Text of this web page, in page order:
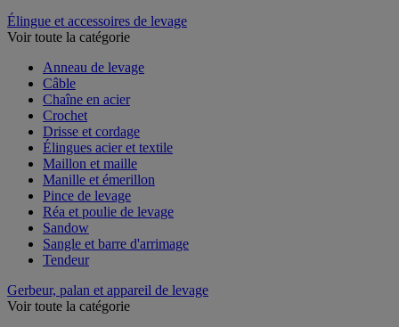
Élingue et accessoires de levage
Voir toute la catégorie
Anneau de levage
Câble
Chaîne en acier
Crochet
Drisse et cordage
Élingues acier et textile
Maillon et maille
Manille et émerillon
Pince de levage
Réa et poulie de levage
Sandow
Sangle et barre d'arrimage
Tendeur
Gerbeur, palan et appareil de levage
Voir toute la catégorie